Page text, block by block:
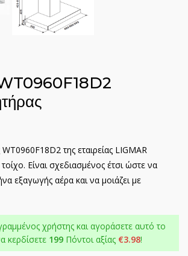
της εταιρείας LIGMAR
Είναι σχεδιασμένος έτσι ώστε να
εξαγωγής αέρα και να μοιάζει με
χρήστης και αγοράσετε αυτό το
κερδίσετε 199Πόντοι αξίας €3.98!